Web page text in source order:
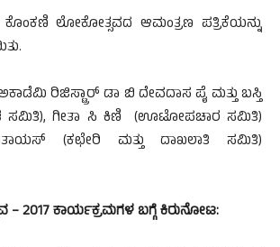
ಕೊಂಕಣಿ ಲೋಕೋತ್ಸವದ ಆಮಂತ್ರಣ ಪತ್ರಿಕೆಯನ್ನು
ರಿಜಿಸ್ಟ್ರಾರ್ ಡಾ ಬಿ ದೇವದಾಸ ಪೈ ಮತ್ತು ಬಸ್ತಿ
ಸಮಿತಿ), ಗೀತಾ ಸಿ ಕಿಣಿ (ಊಟೋಪಚಾರ ಸಮಿತಿ)
(ಕಛೇರಿ ಮತ್ತು ದಾಖಲಾತಿ ಸಮಿತಿ)
2017 ಕಾರ್ಯಕ್ರಮಗಳ ಬಗ್ಗೆ ಕಿರುನೋಟ: